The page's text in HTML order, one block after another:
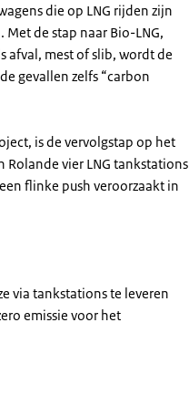
die op LNG rijden zijn
de stap naar Bio-LNG,
afval, mest of slib, wordt de
gevallen zelfs “carbon
is de vervolgstap op het
Rolande vier LNG tankstations
flinke push veroorzaakt in
via tankstations te leveren
emissie voor het